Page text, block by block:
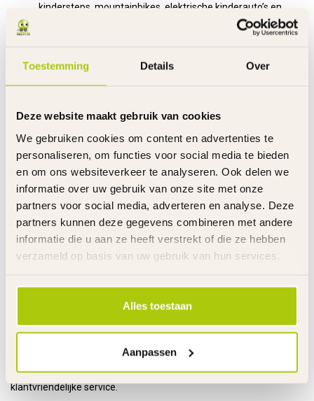
Toestemming Details Over
Deze website maakt gebruik van cookies
We gebruiken cookies om content en advertenties te
personaliseren, om functies voor social media te bieden
en om ons websiteverkeer te analyseren. Ook delen we
informatie over uw gebruik van onze site met onze
partners voor social media, adverteren en analyse. Deze
partners kunnen deze gegevens combineren met andere
informatie die u aan ze heeft verstrekt of die ze hebben
verzameld op basis van uw gebruik van hun services.
Alles toestaan
Aanpassen
kindersteps, mountainbikes, elektrische kinderauto’s en
ander rijdend speelgoed live zien en proberen.
Ons team in Boxmeer helpt je graag met deskundig advies.
Afhalen in onze winkel
Bestel je online? Dan zetten wij je bestelling graag voor je
klaar in onze winkel. Je ontvangt vanzelf een vriendelijke e-
mail zodra alles klaarstaat.
Locatie en bereikbaarheid
Gevestigd op het bedrijventerrein op ’t Leucker 5, 5831 DB
Boxmeer, is onze winkel goed bereikbaar. Deze centrale locatie
maakt het eenvoudig om je bestelling op te halen of even binnen
Bij Djimmi.nl vinden we persoonlijke service belangrijk. In onze
winkel helpen we je graag met duidelijke uitleg, het laten zien hoe
de webshop als de fysieke winkel streven wij ernaar om je zo goed
mogelijk te helpen — altijd met het beste advies en een
klantvriendelijke service.